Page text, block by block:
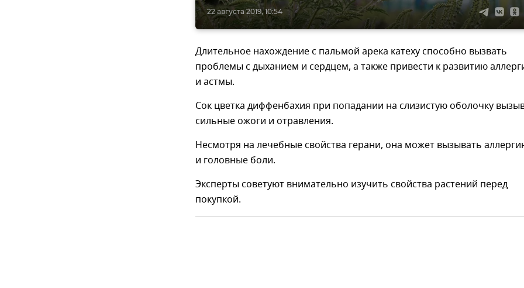
22 августа 2019, 10:54
Длительное нахождение с пальмой арека катеху способно вызвать
проблемы с дыханием и сердцем, а также привести к развитию
и астмы.
Сок цветка диффенбахия при попадании на слизистую оболочку
сильные ожоги и отравления.
Несмотря на лечебные свойства герани, она может вызывать
и головные боли.
Эксперты советуют внимательно изучить свойства растений перед
покупкой.